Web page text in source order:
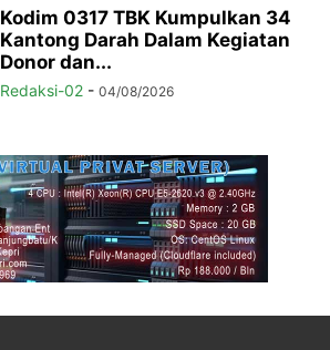
Kodim 0317 TBK Kumpulkan 34
Kantong Darah Dalam Kegiatan
Donor dan...
Redaksi-02 - 04/08/2026